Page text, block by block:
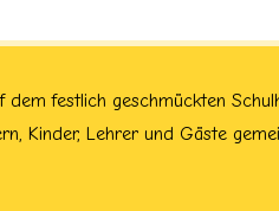
festlich geschmückten
Kinder, Lehrer und Gäste